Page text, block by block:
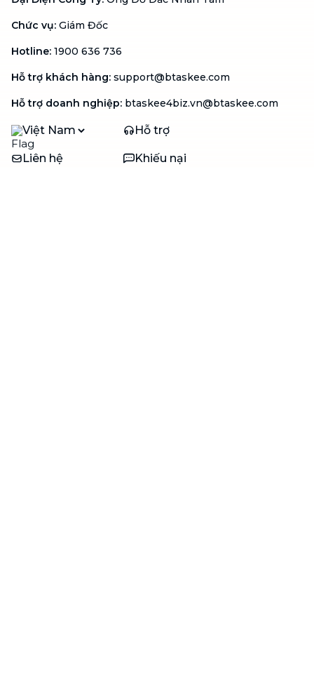
Chức vụ: Giám Đốc
Hotline: 1900 636 736
Hỗ trợ khách hàng: support@btaskee.com
Hỗ trợ doanh nghiệp: btaskee4biz.vn@btaskee.com
Việt Nam Hỗ trợ
Liên hệ Khiếu nại